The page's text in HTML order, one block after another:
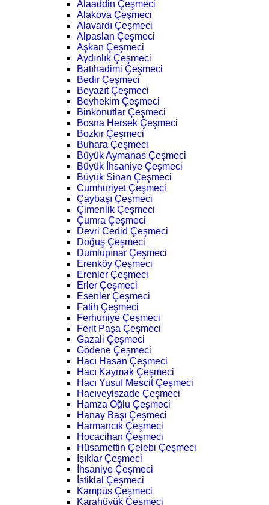
Alaaddin Çeşmeci
Alakova Çeşmeci
Alavardı Çeşmeci
Alpaslan Çeşmeci
Aşkan Çeşmeci
Aydınlık Çeşmeci
Batıhadimi Çeşmeci
Bedir Çeşmeci
Beyazıt Çeşmeci
Beyhekim Çeşmeci
Binkonutlar Çeşmeci
Bosna Hersek Çeşmeci
Bozkır Çeşmeci
Buhara Çeşmeci
Büyük Aymanas Çeşmeci
Büyük İhsaniye Çeşmeci
Büyük Sinan Çeşmeci
Cumhuriyet Çeşmeci
Çaybaşı Çeşmeci
Çimenlik Çeşmeci
Çumra Çeşmeci
Devri Cedid Çeşmeci
Doğuş Çeşmeci
Dumlupınar Çeşmeci
Erenköy Çeşmeci
Erenler Çeşmeci
Erler Çeşmeci
Esenler Çeşmeci
Fatih Çeşmeci
Ferhuniye Çeşmeci
Ferit Paşa Çeşmeci
Gazali Çeşmeci
Gödene Çeşmeci
Hacı Hasan Çeşmeci
Hacı Kaymak Çeşmeci
Hacı Yusuf Mescit Çeşmeci
Hacıveyiszade Çeşmeci
Hamza Oğlu Çeşmeci
Hanay Başı Çeşmeci
Harmancık Çeşmeci
Hocacihan Çeşmeci
Hüsamettin Çelebi Çeşmeci
Işıklar Çeşmeci
İhsaniye Çeşmeci
İstiklal Çeşmeci
Kampüs Çeşmeci
Karahüyük Çeşmeci